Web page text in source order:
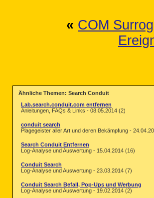
« COM
Ähnliche Themen: Search Conduit
Lab.search.conduit.com entfernen
Anleitungen, FAQs & Links - 08.05.2014 (2)
conduit search
Plagegeister aller Art und deren Bekämpfung -
Search Conduit Entfernen
Log-Analyse und Auswertung - 15.04.2014 (16)
Conduit Search
Log-Analyse und Auswertung - 23.03.2014 (7)
Conduit Search Befall, Pop-Ups und Werbung
Log-Analyse und Auswertung - 19.02.2014 (2)